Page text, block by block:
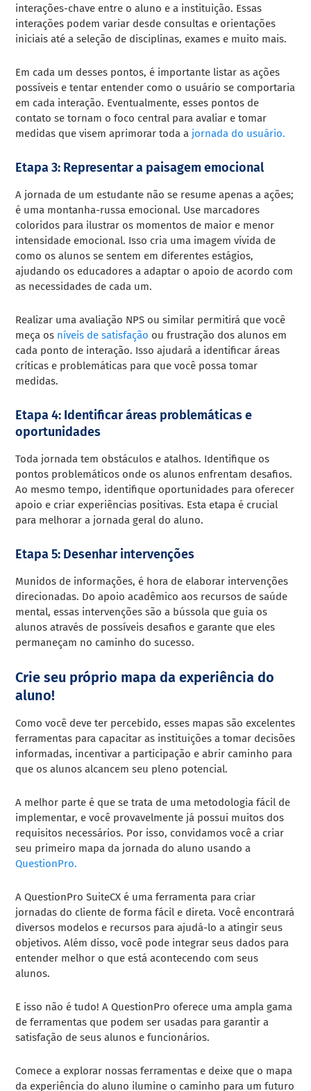
interações-chave entre o aluno e a instituição. Essas
interações podem variar desde consultas e orientações
iniciais até a seleção de disciplinas, exames e muito mais.
Em cada um desses pontos, é importante listar as ações
possíveis e tentar entender como o usuário se comportaria
em cada interação. Eventualmente, esses pontos de
contato se tornam o foco central para avaliar e tomar
medidas que visem aprimorar toda a jornada do usuário.
Etapa 3: Representar a paisagem emocional
A jornada de um estudante não se resume apenas a ações;
é uma montanha-russa emocional. Use marcadores
coloridos para ilustrar os momentos de maior e menor
intensidade emocional. Isso cria uma imagem vívida de
como os alunos se sentem em diferentes estágios,
ajudando os educadores a adaptar o apoio de acordo com
as necessidades de cada um.
Realizar uma avaliação NPS ou similar permitirá que você
meça os níveis de satisfação ou frustração dos alunos em
cada ponto de interação. Isso ajudará a identificar áreas
críticas e problemáticas para que você possa tomar
medidas.
Etapa 4: Identificar áreas problemáticas e
oportunidades
Toda jornada tem obstáculos e atalhos. Identifique os
pontos problemáticos onde os alunos enfrentam desafios.
Ao mesmo tempo, identifique oportunidades para oferecer
apoio e criar experiências positivas. Esta etapa é crucial
para melhorar a jornada geral do aluno.
Etapa 5: Desenhar intervenções
Munidos de informações, é hora de elaborar intervenções
direcionadas. Do apoio acadêmico aos recursos de saúde
mental, essas intervenções são a bússola que guia os
alunos através de possíveis desafios e garante que eles
permaneçam no caminho do sucesso.
Crie seu próprio mapa da experiência do
aluno!
Como você deve ter percebido, esses mapas são excelentes
ferramentas para capacitar as instituições a tomar decisões
informadas, incentivar a participação e abrir caminho para
que os alunos alcancem seu pleno potencial.
A melhor parte é que se trata de uma metodologia fácil de
implementar, e você provavelmente já possui muitos dos
requisitos necessários. Por isso, convidamos você a criar
seu primeiro mapa da jornada do aluno usando a
QuestionPro.
A QuestionPro SuiteCX é uma ferramenta para criar
jornadas do cliente de forma fácil e direta. Você encontrará
diversos modelos e recursos para ajudá-lo a atingir seus
objetivos. Além disso, você pode integrar seus dados para
entender melhor o que está acontecendo com seus
alunos.
E isso não é tudo! A QuestionPro oferece uma ampla gama
de ferramentas que podem ser usadas para garantir a
satisfação de seus alunos e funcionários.
Comece a explorar nossas ferramentas e deixe que o mapa
da experiência do aluno ilumine o caminho para um futuro